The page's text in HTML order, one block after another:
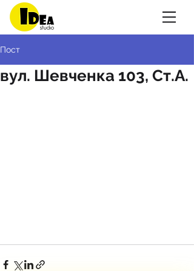
Пост
вул. Шевченка 103, Ст.А.